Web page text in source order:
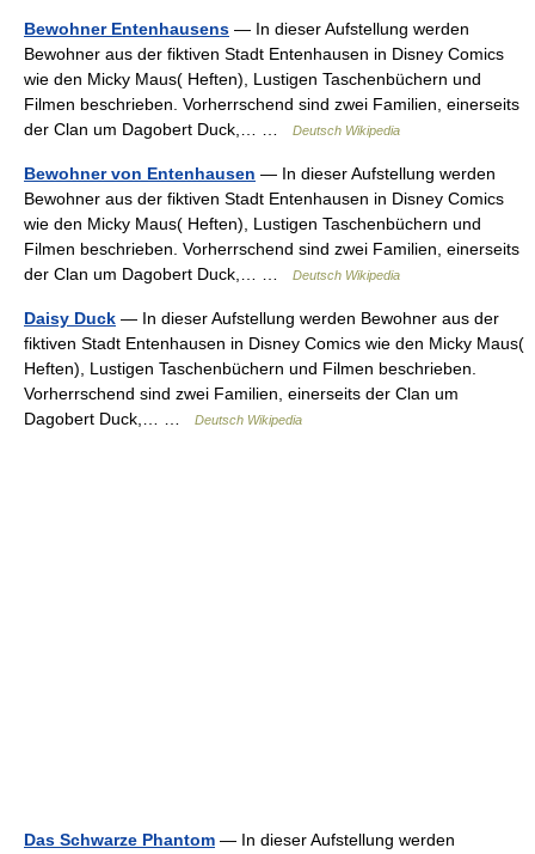
Bewohner Entenhausens — In dieser Aufstellung werden
Bewohner aus der fiktiven Stadt Entenhausen in Disney Comics
wie den Micky Maus( Heften), Lustigen Taschenbüchern und
Filmen beschrieben. Vorherrschend sind zwei Familien, einerseits
der Clan um Dagobert Duck,… …
Deutsch Wikipedia
Bewohner von Entenhausen — In dieser Aufstellung werden
Bewohner aus der fiktiven Stadt Entenhausen in Disney Comics
wie den Micky Maus( Heften), Lustigen Taschenbüchern und
Filmen beschrieben. Vorherrschend sind zwei Familien, einerseits
der Clan um Dagobert Duck,… …
Deutsch Wikipedia
Daisy Duck — In dieser Aufstellung werden Bewohner aus der
fiktiven Stadt Entenhausen in Disney Comics wie den Micky Maus(
Heften), Lustigen Taschenbüchern und Filmen beschrieben.
Vorherrschend sind zwei Familien, einerseits der Clan um
Dagobert Duck,… …
Deutsch Wikipedia
Das Schwarze Phantom — In dieser Aufstellung werden